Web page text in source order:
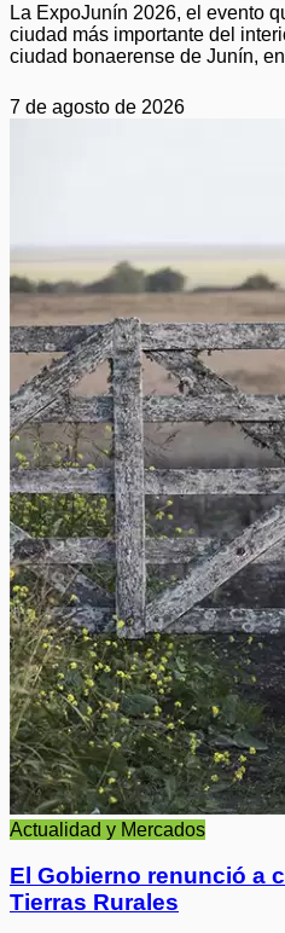
La ExpoJunín 2026, el evento
ciudad más importante del
ciudad bonaerense de Junín,
7 de agosto de 2026
Actualidad y Mercados
El Gobierno renunció a
Tierras Rurales